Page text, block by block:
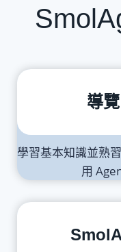
導
學習基本知識並熟
用